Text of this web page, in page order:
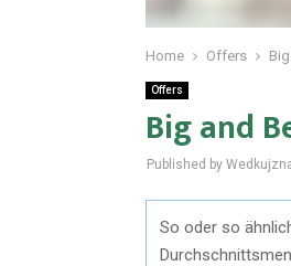
Home Offers
Offers
Big and
Published by
So oder so